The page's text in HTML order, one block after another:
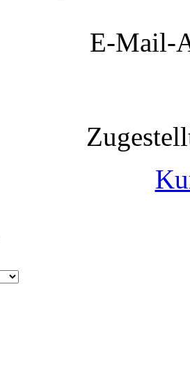
E-Mail-